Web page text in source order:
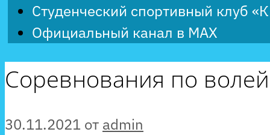
Студенческий спортивный клуб
Официальный канал в MAX
Соревнования по
30.11.2021 от admin